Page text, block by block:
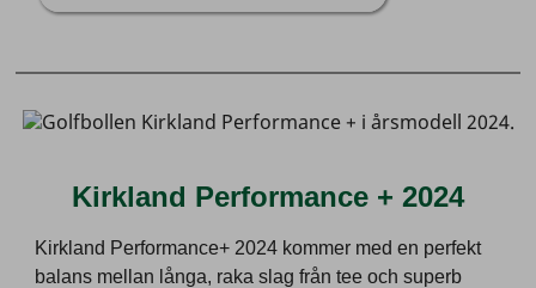
Kirkland Performance + 2024
Kirkland Performance+ 2024 kommer med en perfekt
balans mellan långa, raka slag från tee och superb